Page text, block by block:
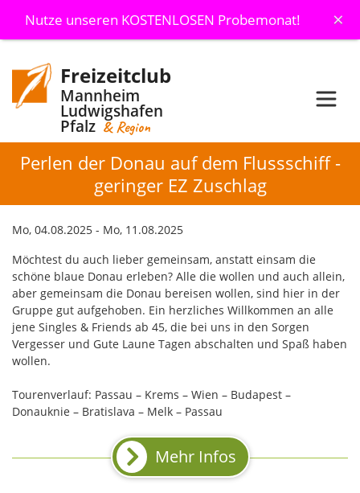
Nutze unseren KOSTENLOSEN Probemonat! ×
Freizeitclub
Mannheim
Ludwigshafen
Pfalz & Region
Perlen der Donau auf dem Flussschiff -
geringer EZ Zuschlag
Mo, 04.08.2025 - Mo, 11.08.2025
Möchtest du auch lieber gemeinsam, anstatt einsam die
schöne blaue Donau erleben? Alle die wollen und auch allein,
aber gemeinsam die Donau bereisen wollen, sind hier in der
Gruppe gut aufgehoben. Ein herzliches Willkommen an alle
jene Singles & Friends ab 45, die bei uns in den Sorgen
Vergesser und Gute Laune Tagen abschalten und Spaß haben
wollen.
Tourenverlauf: Passau – Krems – Wien – Budapest –
Donauknie – Bratislava – Melk – Passau
Mehr Infos